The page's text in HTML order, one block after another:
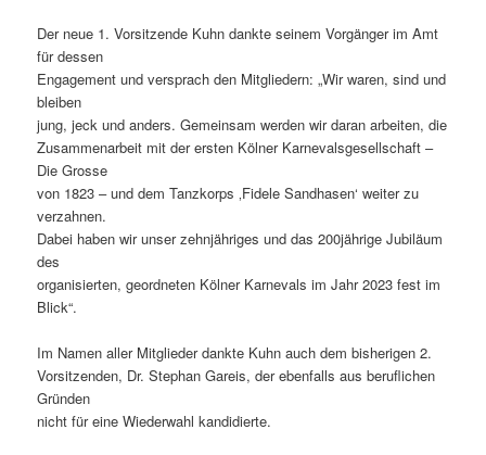
Der neue 1. Vorsitzende Kuhn dankte seinem Vorgänger im Amt
für dessen
Engagement und versprach den Mitgliedern: „Wir waren, sind und
bleiben
jung, jeck und anders. Gemeinsam werden wir daran arbeiten, die
Zusammenarbeit mit der ersten Kölner Karnevalsgesellschaft –
Die Grosse
von 1823 – und dem Tanzkorps ‚Fidele Sandhasen‘ weiter zu
verzahnen.
Dabei haben wir unser zehnjähriges und das 200jährige Jubiläum
des
organisierten, geordneten Kölner Karnevals im Jahr 2023 fest im
Blick“.
Im Namen aller Mitglieder dankte Kuhn auch dem bisherigen 2.
Vorsitzenden, Dr. Stephan Gareis, der ebenfalls aus beruflichen
Gründen
nicht für eine Wiederwahl kandidierte.